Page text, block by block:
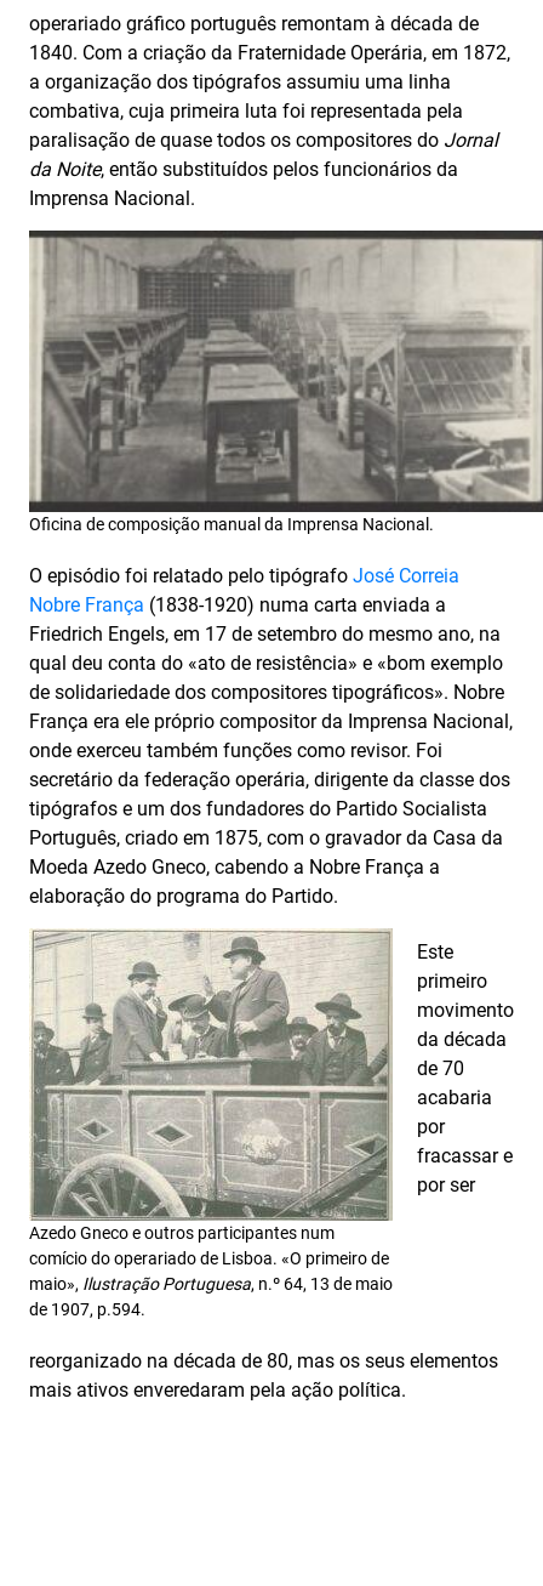
operariado gráfico português remontam à década de
1840. Com a criação da Fraternidade Operária, em 1872,
a organização dos tipógrafos assumiu uma linha
combativa, cuja primeira luta foi representada pela
paralisação de quase todos os compositores do Jornal
da Noite, então substituídos pelos funcionários da
Imprensa Nacional.
Oficina de composição manual da Imprensa Nacional.
O episódio foi relatado pelo tipógrafo José Correia
Nobre França (1838-1920) numa carta enviada a
Friedrich Engels, em 17 de setembro do mesmo ano, na
qual deu conta do «ato de resistência» e «bom exemplo
de solidariedade dos compositores tipográficos». Nobre
França era ele próprio compositor da Imprensa Nacional,
onde exerceu também funções como revisor. Foi
secretário da federação operária, dirigente da classe dos
tipógrafos e um dos fundadores do Partido Socialista
Português, criado em 1875, com o gravador da Casa da
Moeda Azedo Gneco, cabendo a Nobre França a
elaboração do programa do Partido.
Azedo Gneco e outros participantes num
comício do operariado de Lisboa. «O primeiro de
maio», Ilustração Portuguesa, n.º 64, 13 de maio
de 1907, p.594.
Este
primeiro
movimento
da década
de 70
acabaria
por
fracassar e
por ser
reorganizado na década de 80, mas os seus elementos
mais ativos enveredaram pela ação política.